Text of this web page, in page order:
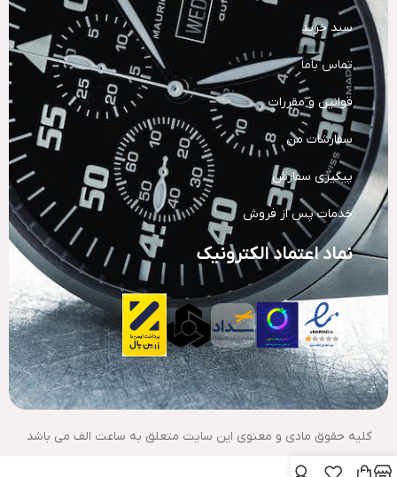
سبد خرید
تماس باما
قوانین و مقررات
سفارشات من
پیگیری سفارش
خدمات پس از فروش
نماد اعتماد الکترونیک
کلیه حقوق مادی و معنوی این سایت متعلق به ساعت الف می باشد